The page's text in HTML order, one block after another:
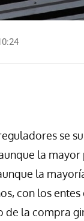
se
la
la
con los
de la compra